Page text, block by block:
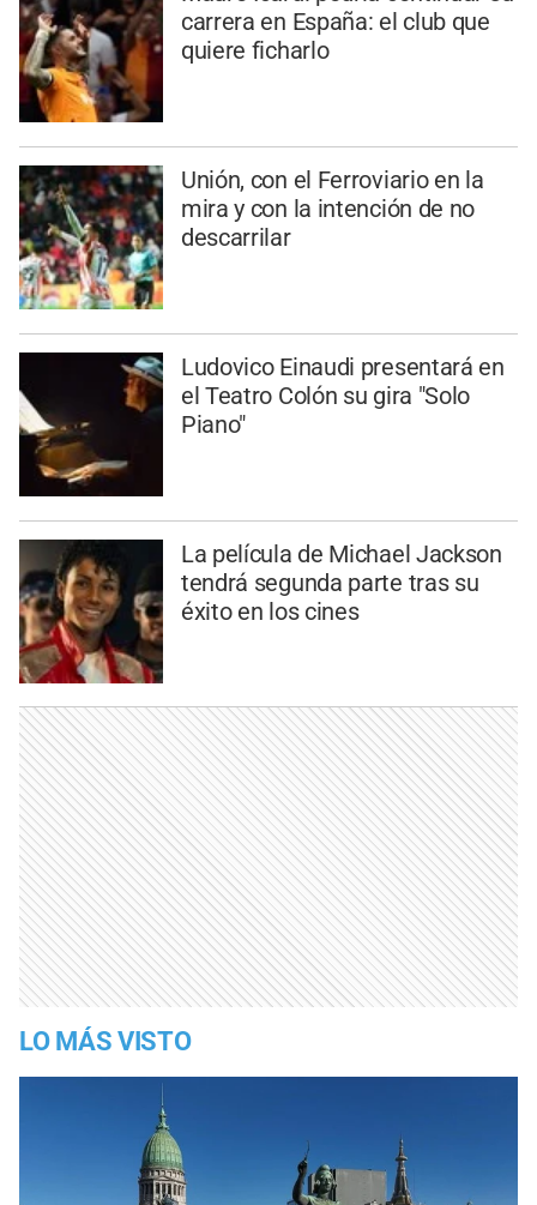
carrera en España: el club que
quiere ficharlo
Unión, con el Ferroviario en la
mira y con la intención de no
descarrilar
Ludovico Einaudi presentará en
el Teatro Colón su gira "Solo
Piano"
La película de Michael Jackson
tendrá segunda parte tras su
éxito en los cines
LO MÁS VISTO